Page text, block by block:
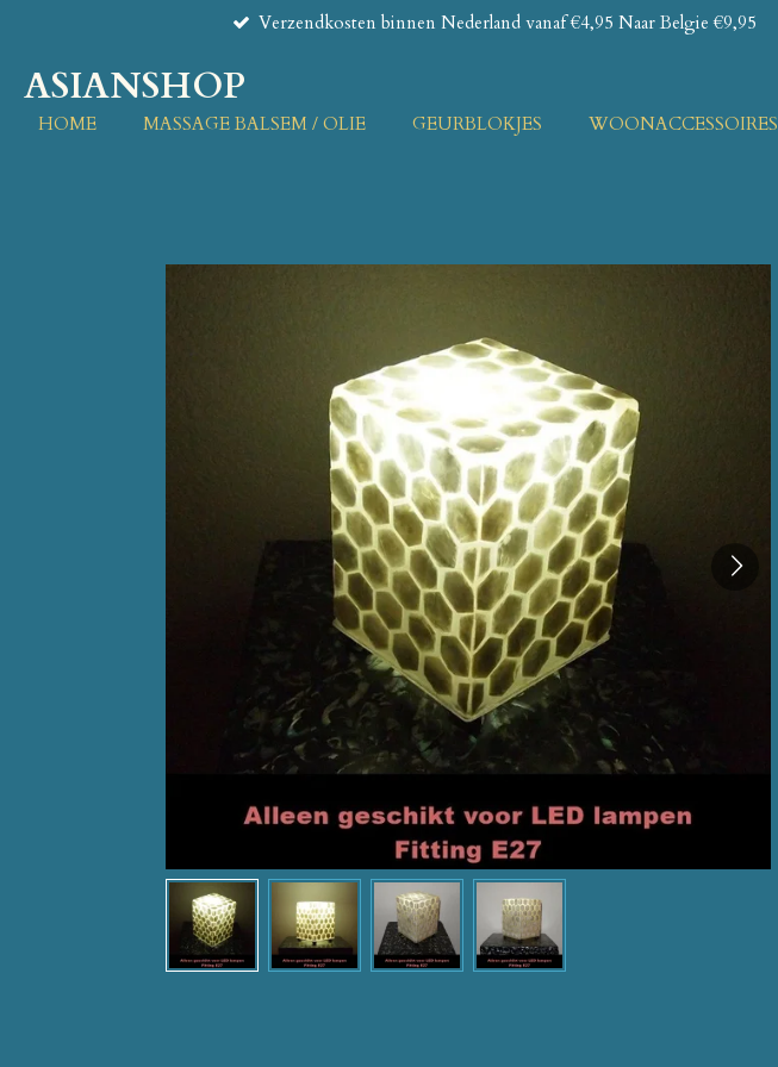
naar
de
hoofdinhoud
Verzendkosten binnen Nederland vanaf €4,95 Naar Belgie €9,95
ASIANSHOP
HOME MASSAGE BALSEM / OLIE GEURBLOKJES WOONACCESSOIRES